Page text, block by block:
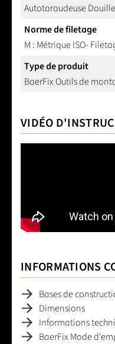
Autotaraudeuse
Norme de filetage
M : Métrique ISO-
Type de produit
BaerFix Outils de
VIDÉO
INFORMATIONS
Bases de
Dimensions
Informations
BaerFix Mode